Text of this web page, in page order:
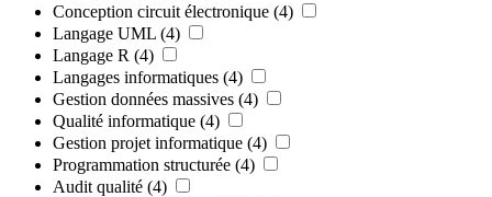
Conception circuit électronique (4)
Langage UML (4)
Langage R (4)
Langages informatiques (4)
Gestion données massives (4)
Qualité informatique (4)
Gestion projet informatique (4)
Programmation structurée (4)
Audit qualité (4)